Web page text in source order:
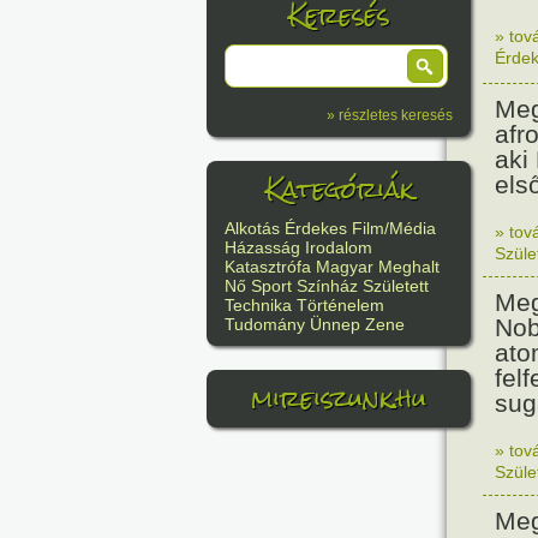
Keresés
» részletes keresés
Kategóriák
Alkotás Érdekes Film/Média
Házasság Irodalom
Katasztrófa Magyar Meghalt
Nő Sport Színház Született
Technika Történelem
Tudomány Ünnep Zene
mireiszunk.hu
»
aki
»
»